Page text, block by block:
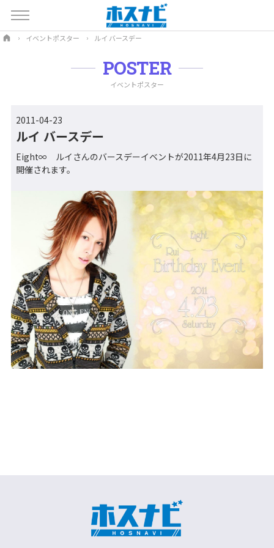
イベントポスター ルイ バースデー
POSTER
イベントポスター
2011-04-23
ルイ バースデー
Eight∞ ルイさんのバースデーイベントが2011年4月23日に
開催されます。